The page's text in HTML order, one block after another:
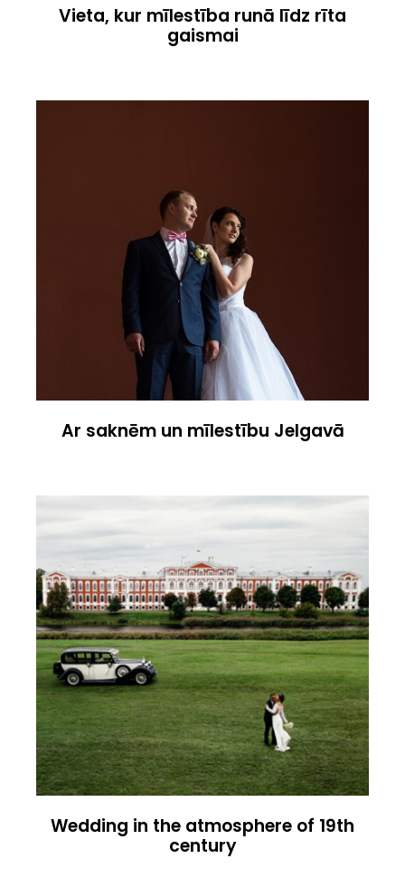
Vieta, kur mīlestība runā līdz rīta
gaismai
Ar saknēm un mīlestību Jelgavā
Wedding in the atmosphere of 19th
century